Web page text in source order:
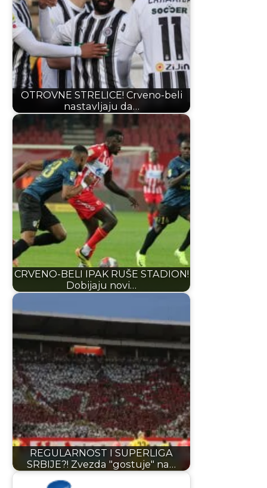
OTROVNE STRELICE! Crveno-beli
nastavljaju da…
CRVENO-BELI IPAK RUŠE STADION!
Dobijaju novi…
REGULARNOST I SUPERLIGA
SRBIJE?! Zvezda "gostuje" na…